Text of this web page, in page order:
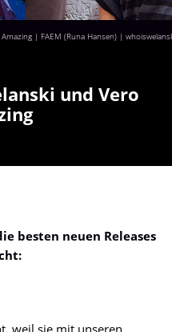
| FAEM (Runa Hansen) |
und Vero
besten neuen Releases